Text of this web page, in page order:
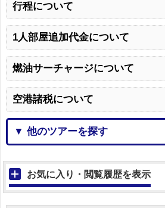
行程について
1人部屋追加代金について
燃油サーチャージについて
空港諸税について
▼ 他のツアーを探す
お気に入り・閲覧履歴を表示